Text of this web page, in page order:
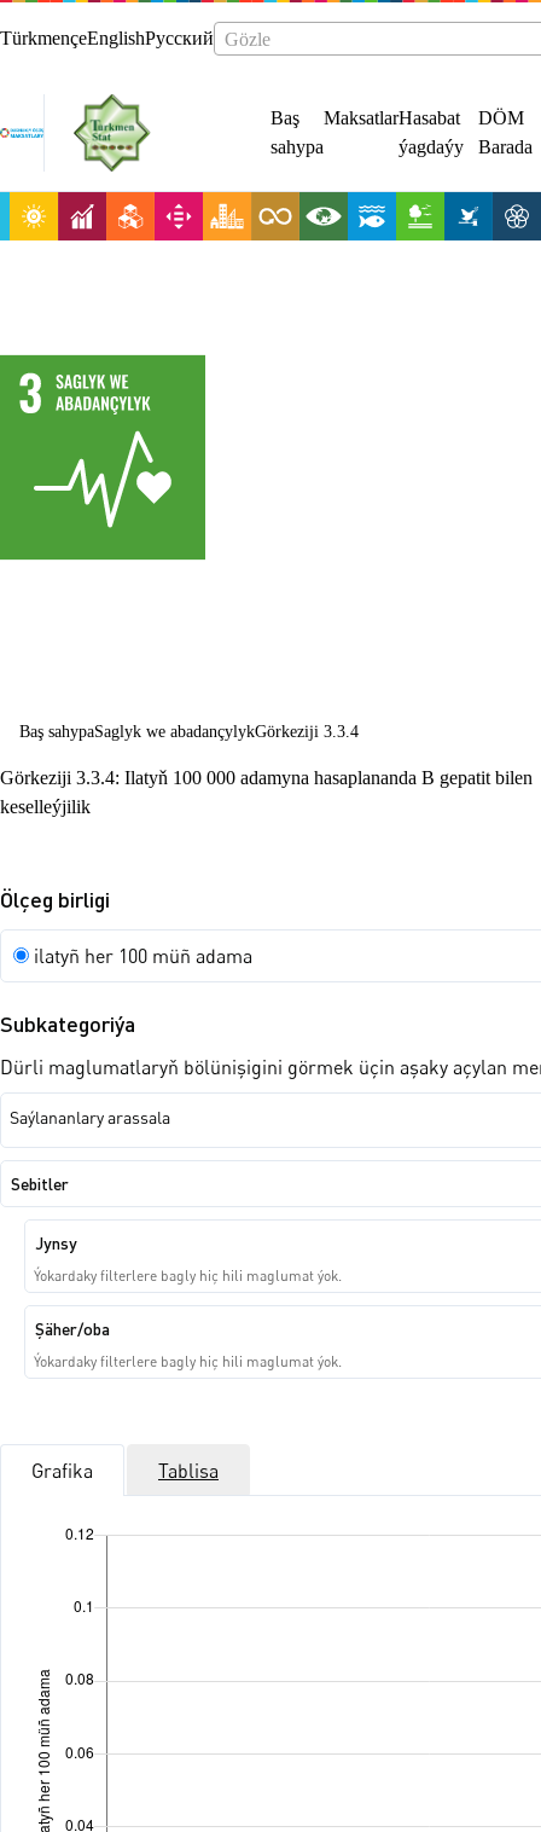
TürkmençeEnglishРусский Gözle
Baş
sahypa
MaksatlarHasabat
ýagdaýy
DÖM
Barada
Baş sahypaSaglyk we abadançylykGörkeziji 3.3.4
Görkeziji 3.3.4: Ilatyň 100 000 adamyna hasaplananda B gepatit bilen
keselleýjilik